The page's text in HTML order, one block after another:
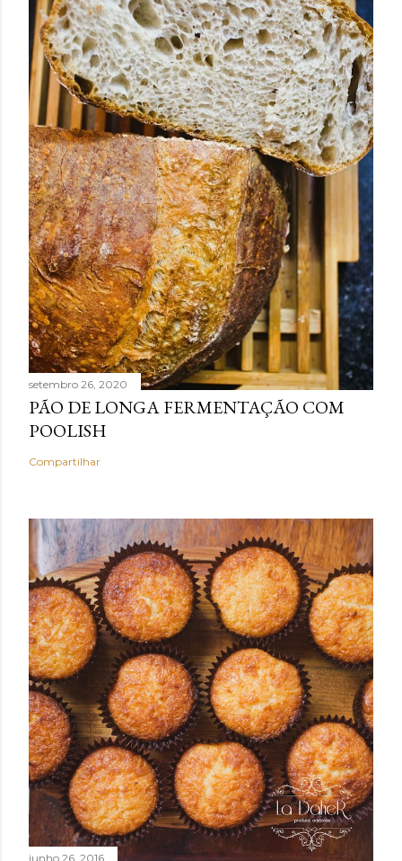
setembro 26, 2020
PÃO DE LONGA FERMENTAÇÃO COM
POOLISH
Compartilhar
junho 26, 2016